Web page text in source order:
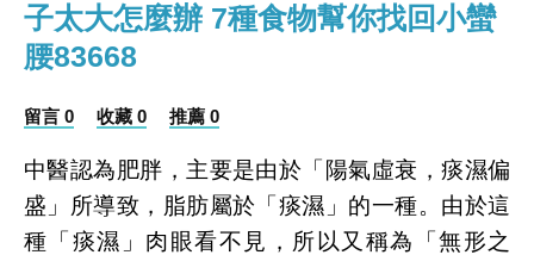
子太大怎麼辦 7種食物幫你找回小蠻
腰83668
留言 0 收藏 0 推薦 0
中醫認為肥胖，主要是由於「陽氣虛衰，痰濕偏
盛」所導致，脂肪屬於「痰濕」的一種。由於這
種「痰濕」肉眼看不見，所以又稱為「無形之